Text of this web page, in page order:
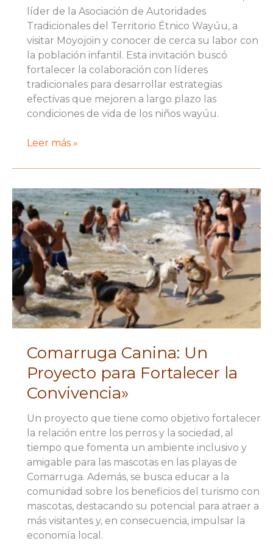
líder de la Asociación de Autoridades
Tradicionales del Territorio Étnico Wayúu, a
visitar Moyojoin y conocer de cerca su labor con
la población infantil. Esta invitación buscó
fortalecer la colaboración con líderes
tradicionales para desarrollar estrategias
efectivas que mejoren a largo plazo las
condiciones de vida de los niños wayúu.
Ayuda
en
la
Alta
Guajira
–
Desnutrición
en
Moyojoin
Leer más »
Comarruga Canina: Un
Proyecto para Fortalecer la
Convivencia»
Un proyecto que tiene como objetivo fortalecer
la relación entre los perros y la sociedad, al
tiempo que fomenta un ambiente inclusivo y
amigable para las mascotas en las playas de
Comarruga. Además, se busca educar a la
comunidad sobre los beneficios del turismo con
mascotas, destacando su potencial para atraer a
más visitantes y, en consecuencia, impulsar la
economía local.